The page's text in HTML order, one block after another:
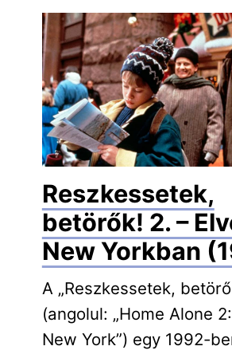
Reszkessetek,
betörők! 2. –
New Yorkban
A „Reszkessetek,
(angolul: „Home Alone
New York”) egy 1992-